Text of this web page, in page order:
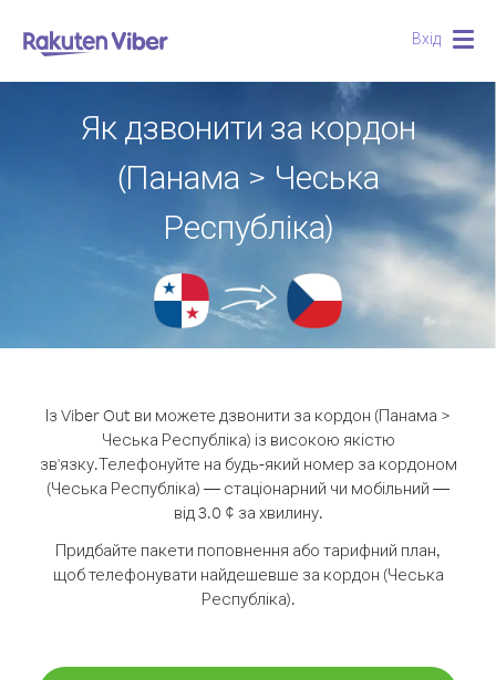
Вхід
Як дзвонити за кордон
(Панама > Чеська
Республіка)
Із Viber Out ви можете дзвонити за кордон (Панама >
Чеська Республіка) із високою якістю
зв'язку.Телефонуйте на будь-який номер за кордоном
(Чеська Республіка) — стаціонарний чи мобільний —
від 3.0 ¢ за хвилину.
Придбайте пакети поповнення або тарифний план,
щоб телефонувати найдешевше за кордон (Чеська
Республіка).